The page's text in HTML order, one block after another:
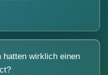
hatten wirklich einen